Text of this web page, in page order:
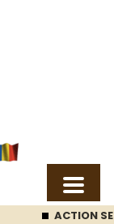
ACTION